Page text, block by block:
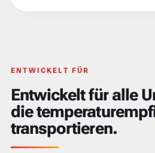
ENTWICKELT FÜR
Entwickelt für alle
die
transportieren.